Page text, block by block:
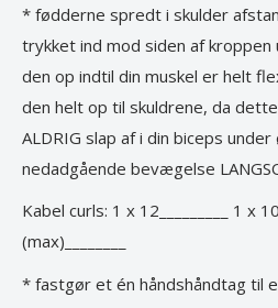
* fødderne spredt i skulder
trykket ind mod siden af
den op indtil din muskel er helt
den helt op til skuldrene, da
ALDRIG slap af i din biceps
nedadgående bevægelse
Kabel curls: 1 x 12_________ 1 x
(max)________
* fastgør et én håndshåndtag til